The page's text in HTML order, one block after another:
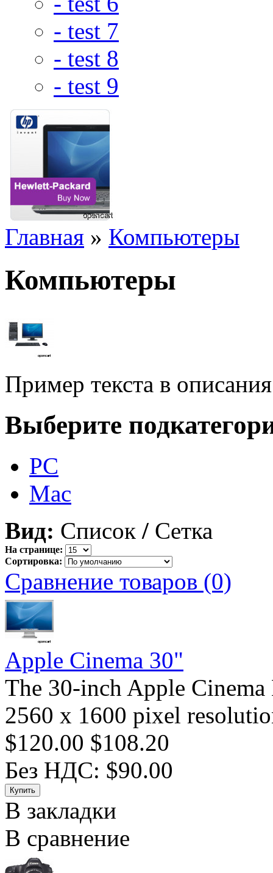
- test 7
- test 8
- test 9
Главная » Компьютеры
Компьютеры
Пример текста в
Выберите
PC
Mac
Вид: Список / Сетка
На странице:
Сортировка:
Сравнение товаров (0)
Apple Cinema 30"
The 30-inch Apple
2560 x 1600 pixel
$120.00 $108.20
Без НДС: $90.00
В закладки
В сравнение